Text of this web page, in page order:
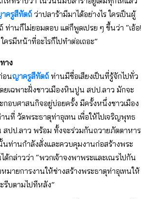
ครูสีทัตถ์ ว่าปลาร้ามีมาได้อย่างไร ใครเป็นผู้
ท่านก็ไม่ยอมตอบ แต่ก็พูดเปรย ๆ ขึ้นว่า “เอ้อ!
รมีหน้าที่อะไรก็ไปทําต่อเถอะ”
าง
อนญาครูสีทัตถ์ ท่านมีชื่อเสียงเป็นที่รู้จักไปทั่ว
ยเฉพาะฝั่งชาวเมืองหินปูน สปป.ลาว มักจะ
อบศาสนกิจอยู่บ่อยครั้ง มีครั้งหนึ่งชาวเมือง
ที่ วัดพระธาตุท่าอุเทน เพื่อให้ไปเจริญพุทธ
ปป.ลาว พร้อม ทั้งจะร่วมกันถวายภัตตาหาร
ท่านกําลังสั่งและควบคุมงานก่อสร้างพระ
ด้กล่าวว่า “พวกเจ้าจงพาพระและเณรไปกัน
หมายการงานให้ช่างสร้างพระธาตุท่าอุเทนให้
รีบตามไปทีหลัง”